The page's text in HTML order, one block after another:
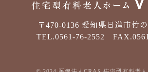
〒470-0136 愛知県日進市竹
TEL.0561-76-2552